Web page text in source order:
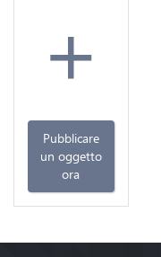
+
Pubblicare
un oggetto
ora